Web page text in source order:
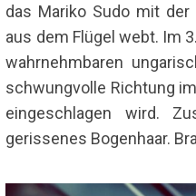
das Mariko Sudo mit
aus dem Flügel webt. Im
wahrnehmbaren
schwungvolle Richtung
eingeschlagen wird.
gerissenes Bogenhaar.